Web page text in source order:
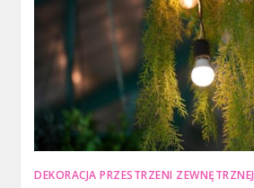
DEKORACJA PRZESTRZENI ZEWNĘTRZNEJ